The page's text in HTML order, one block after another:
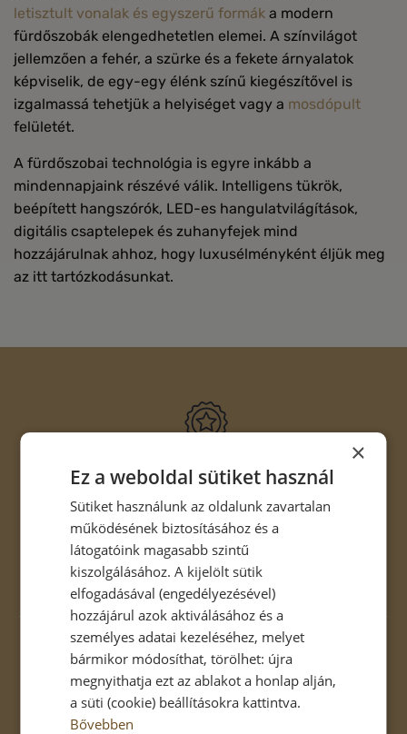
Az értékeket közvetítő tereké a jövő
cég vezetése a környezetet a vállalat
márkaimázsának...
RÉSZLETEK
Felébresztjük a láthatatlan igényeket
letisztult vonalak és egyszerű formák a modern
fürdőszobák elengedhetetlen elemei. A színvilágot
jellemzően a fehér, a szürke és a fekete árnyalatok
képviselik, de egy-egy élénk színű kiegészítővel is
izgalmassá tehetjük a helyiséget vagy a mosdópult
felületét.
A fürdőszobai technológia is egyre inkább a
mindennapjaink részévé válik. Intelligens tükrök,
beépített hangszórók, LED-es hangulatvilágítások,
digitális csaptelepek és zuhanyfejek mind
hozzájárulnak ahhoz, hogy luxusélményként éljük meg
az itt tartózkodásunkat.
×
Ez a weboldal sütiket használ
Sütiket használunk az oldalunk zavartalan
működésének biztosításához és a
látogatóink magasabb szintű
kiszolgálásához. A kijelölt sütik
elfogadásával (engedélyezésével)
hozzájárul azok aktiválásához és a
személyes adatai kezeléséhez, melyet
bármikor módosíthat, törölhet: újra
megnyithatja ezt az ablakot a honlap alján,
a süti (cookie) beállításokra kattintva.
Bővebben